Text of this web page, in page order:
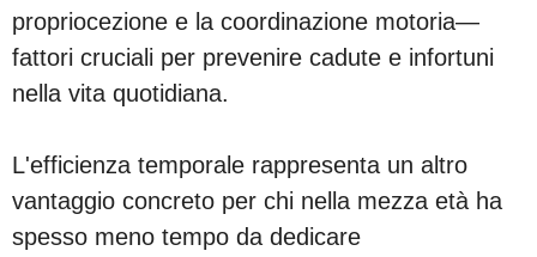
propriocezione e la coordinazione motoria—
fattori cruciali per prevenire cadute e infortuni
nella vita quotidiana.
L'efficienza temporale rappresenta un altro
vantaggio concreto per chi nella mezza età ha
spesso meno tempo da dedicare